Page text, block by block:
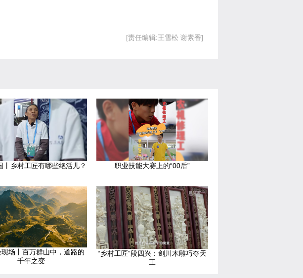
[责任编辑:王雪松 谢素香]
丨乡村工匠有哪些绝活儿？ 职业技能大赛上的“00后”
场丨百万群山中，道路的
千年之变
“乡村工匠”段四兴：剑川木雕巧夺天
工